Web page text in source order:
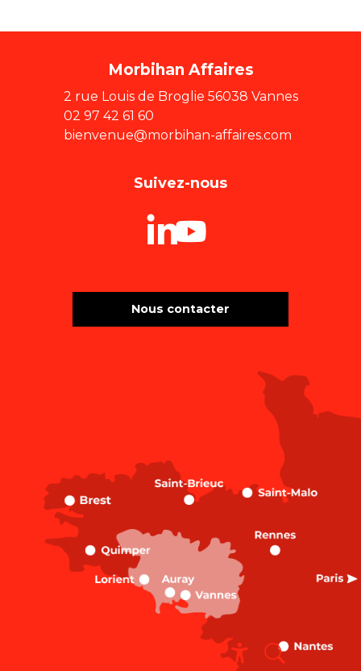
Morbihan Affaires
2 rue Louis de Broglie 56038 Vannes
02 97 42 61 60
bienvenue@morbihan-affaires.com
Nous contacter
Suivez-nous